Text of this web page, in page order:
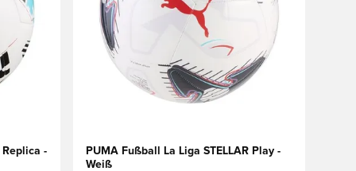
-
PUMA Fußball La Liga STELLAR Play -
Weiß